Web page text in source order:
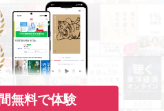
無料で体験